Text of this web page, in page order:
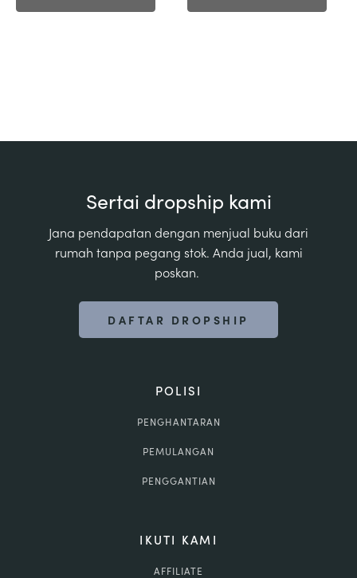
Sertai dropship kami
Jana pendapatan dengan menjual buku dari
rumah tanpa pegang stok. Anda jual, kami
poskan.
DAFTAR DROPSHIP
POLISI
PENGHANTARAN
PEMULANGAN
PENGGANTIAN
IKUTI KAMI
AFFILIATE